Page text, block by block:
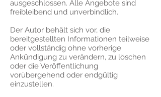
ausgeschlossen. Alle Angebote sind
freibleibend und unverbindlich.
Der Autor behält sich vor, die
bereitgestellten Informationen teilweise
oder vollständig ohne vorherige
Ankündigung zu verändern, zu löschen
oder die Veröffentlichung
vorübergehend oder endgültig
einzustellen.